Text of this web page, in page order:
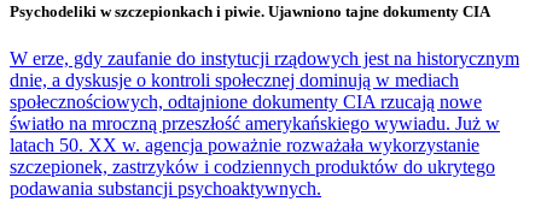
Psychodeliki w szczepionkach i piwie. Ujawniono tajne dokumenty CIA
W erze, gdy zaufanie do instytucji rządowych jest na historycznym
dnie, a dyskusje o kontroli społecznej dominują w mediach
społecznościowych, odtajnione dokumenty CIA rzucają nowe
światło na mroczną przeszłość amerykańskiego wywiadu. Już w
latach 50. XX w. agencja poważnie rozważała wykorzystanie
szczepionek, zastrzyków i codziennych produktów do ukrytego
podawania substancji psychoaktywnych.